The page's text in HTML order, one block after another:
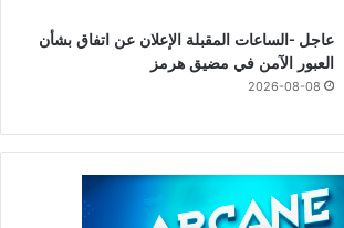
عاجل -الساعات المقبلة الإعلان عن اتفاق بشأن
العبور الآمن في مضيق هرمز
2026-08-08